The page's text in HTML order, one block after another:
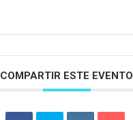
COMPARTIR ESTE EVENTO